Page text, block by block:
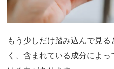
もう少しだけ踏み込んで見
く、含まれている成分によ